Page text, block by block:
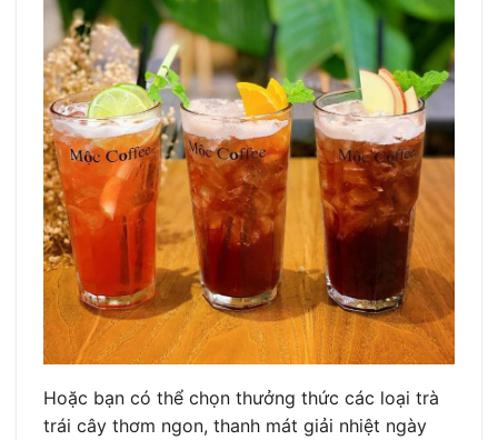
Hoặc bạn có thể chọn thưởng thức các loại trà
trái cây thơm ngon, thanh mát giải nhiệt ngày